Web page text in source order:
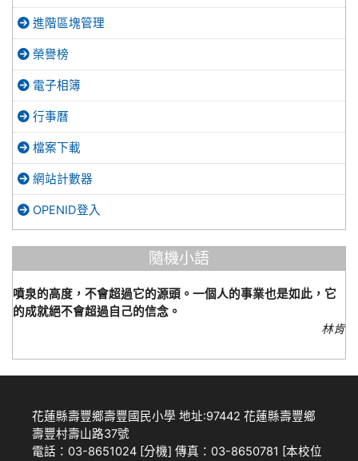
進階區塊管理
榮譽榜
電子相簿
行事曆
檔案下載
網站計數器
OPENID登入
隨機小語
噴泉的高度，不會超過它的源頭。一個人的事業也是如此，它
的成就絕不會超過自己的信念。
林肯
花蓮縣壽豐鄉壽豐國民小學 地址:97442 花蓮縣壽豐鄉
壽豐村壽山路37號
電話：03-8651024 [分機] 傳真：03-8650781 [本校位